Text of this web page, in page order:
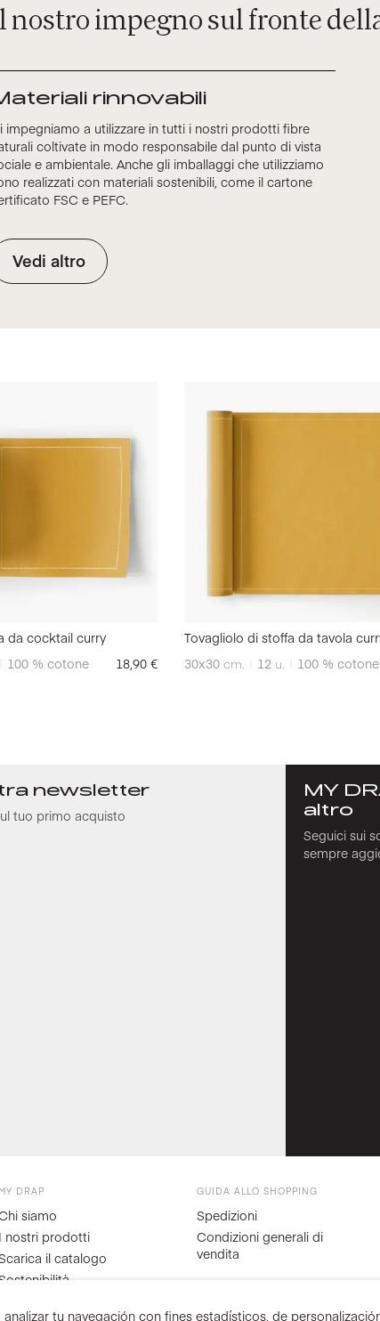
nostro impegno sul fronte
rinnovabili
impegniamo a utilizzare in tutti i nostri prodotti fibre
coltivate in modo responsabile dal punto di vista
e ambientale. Anche gli imballaggi che utilizziamo
realizzati con materiali sostenibili, come il cartone
FSC e PEFC.
Vedi altro
da cocktail curry
100 % cotone 18,90 €
Tovagliolo di stoffa da tavola
30x30 cm. 12 u. 100 % cotone
newsletter
tuo primo acquisto
MY
altro
Seguici sui
sempre
MY DRAP
siamo
I nostri prodotti
il catalogo
Sostenibilità
GUIDA ALLO SHOPPING
Spedizioni
Condizioni generali di
vendita
tu navegación con fines estadísticos, de